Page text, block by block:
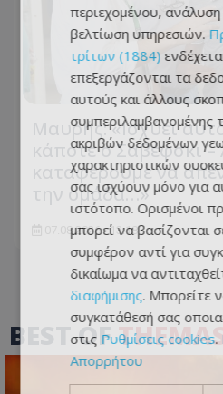
Μαυρής: «Ισχύει
κάποτε ο Σαβέφσκι –
καταφέρουμε να
την ομάδα…»
07.08.2026 - 13:18
BEST OF
περιεχομένου, ανάλυση
βελτίωση υπηρεσιών.
τρίτων (1884)
επεξεργάζονται τα
αυτούς και άλλους
συμπεριλαμβανομένης
ακριβών δεδομένων
χαρακτηριστικών
σας ισχύουν μόνο για
ιστότοπο. Ορισμένοι
μπορεί να βασίζονται
συμφέρον αντί για
δικαίωμα να
διαφήμισης. Μπορείτε
συγκατάθεσή σας
στις Ρυθμίσεις cookies.
Απορρήτου